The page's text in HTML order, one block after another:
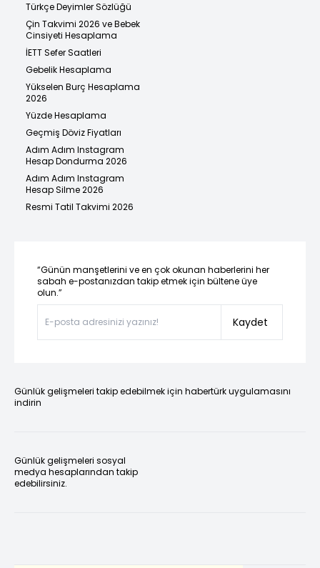
Türkçe Deyimler Sözlüğü
Çin Takvimi 2026 ve Bebek
Cinsiyeti Hesaplama
İETT Sefer Saatleri
Gebelik Hesaplama
Yükselen Burç Hesaplama
2026
Yüzde Hesaplama
Geçmiş Döviz Fiyatları
Adım Adım Instagram
Hesap Dondurma 2026
Adım Adım Instagram
Hesap Silme 2026
Resmi Tatil Takvimi 2026
“Günün manşetlerini ve en çok okunan haberlerini her
sabah e-postanızdan takip etmek için bültene üye
olun.”
Kaydet
Günlük gelişmeleri takip edebilmek için habertürk uygulamasını
indirin
Günlük gelişmeleri sosyal
medya hesaplarından takip
edebilirsiniz.